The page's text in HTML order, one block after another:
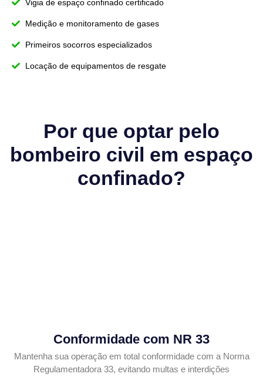
Vigia de espaço confinado certificado
Medição e monitoramento de gases
Primeiros socorros especializados
Locação de equipamentos de resgate
Por que optar pelo
bombeiro civil em espaço
confinado?
Conformidade com NR 33
Mantenha sua operação em total conformidade com a Norma
Regulamentadora 33, evitando multas e interdições